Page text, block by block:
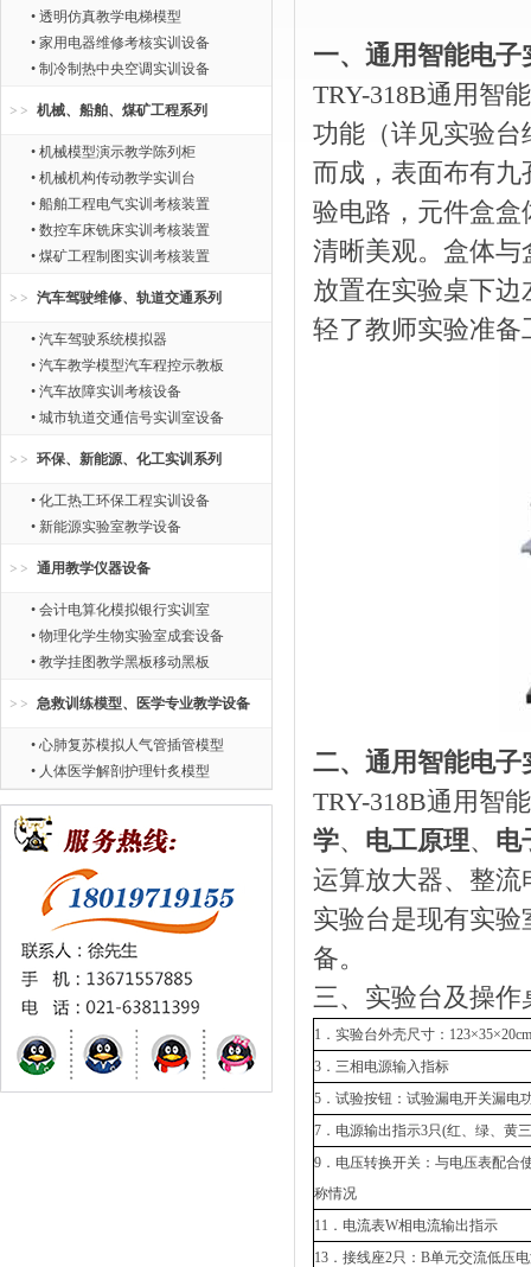
• 透明仿真教学电梯模型
• 家用电器维修考核实训设备
• 制冷制热中央空调实训设备
机械、船舶、煤矿工程系列
• 机械模型演示教学陈列柜
• 机械机构传动教学实训台
• 船舶工程电气实训考核装置
• 数控车床铣床实训考核装置
• 煤矿工程制图实训考核装置
汽车驾驶维修、轨道交通系列
• 汽车驾驶系统模拟器
• 汽车教学模型汽车程控示教板
• 汽车故障实训考核设备
• 城市轨道交通信号实训室设备
环保、新能源、化工实训系列
• 化工热工环保工程实训设备
• 新能源实验室教学设备
通用教学仪器设备
• 会计电算化模拟银行实训室
• 物理化学生物实验室成套设备
• 教学挂图教学黑板移动黑板
急救训练模型、医学专业教学设备
• 心肺复苏模拟人气管插管模型
• 人体医学解剖护理针炙模型
一、通用智能电
TRY-318B通用智
功能（详见实验
而成，表面布有
验电路，元件盒
清晰美观。盒体
放置在实验桌下
轻了教师实验准备
二、通用智能电
TRY-318B通用智
学、 电工原理、 电
运算放大器、整
实验台是现有实
备。
三、实验台及操作
1．实验台外壳尺寸：123×35×20cm
3．三相电源输入指标
5．试验按钮：试验漏电开关漏电
7．电源输出指示3只(红、绿、黄
9．电压转换开关：与电压表配合
称情况
11．电流表W相电流输出指示
13．接线座2只：B单元交流低压